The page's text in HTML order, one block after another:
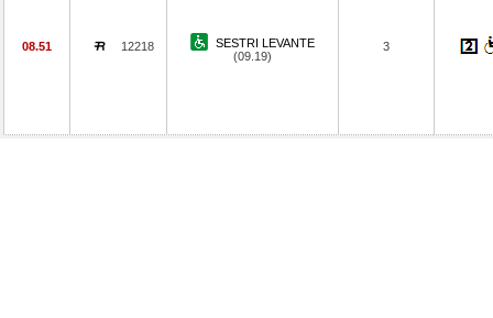
08.51 12218
SESTRI LEVANTE
(09.19)
3